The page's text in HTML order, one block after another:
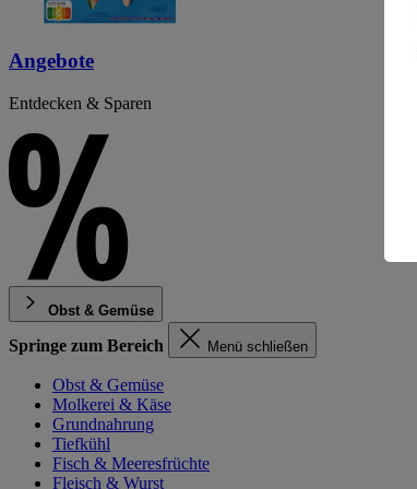
Angebote
Entdecken & Sparen
Obst & Gemüse
Springe zum Bereich Menü schließen
Obst & Gemüse
Molkerei & Käse
Grundnahrung
Tiefkühl
Fisch & Meeresfrüchte
Fleisch & Wurst